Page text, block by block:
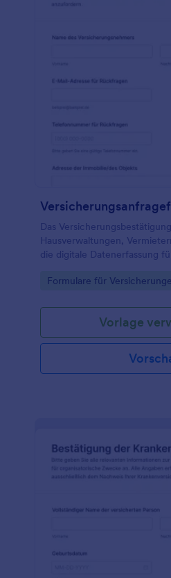
Das
Hausverwaltungen,
die digitale Datenerfassung
Formularantwort zentral in
Go to Category:
Formulare für
Vorlage